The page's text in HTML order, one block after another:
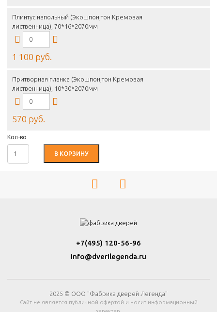
Плинтус напольный (Экошпон,тон Кремовая
лиственница), 70*16*2070мм
1 100 руб.
Притворная планка (Экошпон,тон Кремовая
лиственница), 10*30*2070мм
570 руб.
Кол-во
В КОРЗИНУ
+7(495) 120-56-96
info@dverilegenda.ru
2025 © ООО "Фабрика дверей Легенда"
Сайт не является публичной офертой и носит информационный
характер.